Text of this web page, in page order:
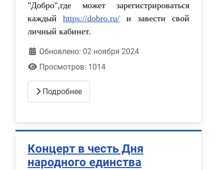
"Добро",где может зарегистрироваться
каждыйhttps://dobro.ru/ и завести свой
личный кабинет.
Обновлено: 02 ноября 2024
Просмотров: 1014
Подробнее
Концерт в честь Дня
народного единства